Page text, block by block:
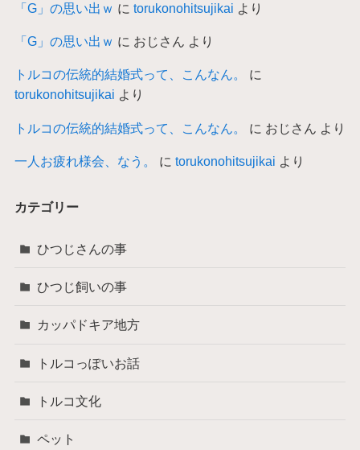
「G」の思い出ｗ に torukonohitsujikai より
「G」の思い出ｗ に おじさん より
トルコの伝統的結婚式って、こんなん。
に
torukonohitsujikai より
トルコの伝統的結婚式って、こんなん。 に おじさん より
一人お疲れ様会、なう。 に torukonohitsujikai より
カテゴリー
ひつじさんの事
ひつじ飼いの事
カッパドキア地方
トルコっぽいお話
トルコ文化
ペット